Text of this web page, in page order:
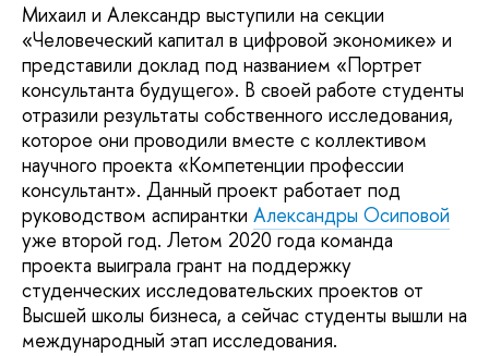
Михаил и Александр выступили на секции
«Человеческий капитал в цифровой экономике» и
представили доклад под названием «Портрет
консультанта будущего». В своей работе студенты
отразили результаты собственного исследования,
которое они проводили вместе с коллективом
научного проекта «Компетенции профессии
консультант». Данный проект работает под
руководством аспирантки Александры Осиповой
уже второй год. Летом 2020 года команда
проекта выиграла грант на поддержку
студенческих исследовательских проектов от
Высшей школы бизнеса, а сейчас студенты вышли на
международный этап исследования.